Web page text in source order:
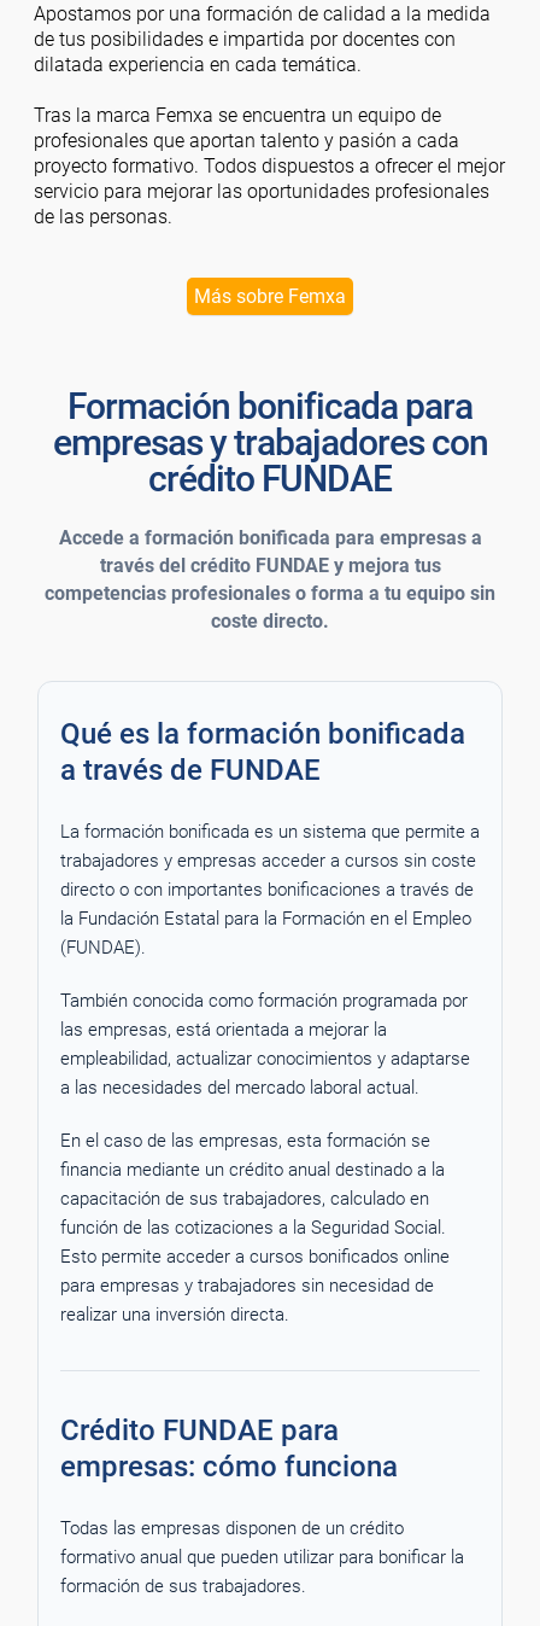
Apostamos por una formación de calidad a la medida
de tus posibilidades e impartida por docentes con
dilatada experiencia en cada temática.
Tras la marca Femxa se encuentra un equipo de
profesionales que aportan talento y pasión a cada
proyecto formativo. Todos dispuestos a ofrecer el mejor
servicio para mejorar las oportunidades profesionales
de las personas.
Más sobre Femxa
Formación bonificada para
empresas y trabajadores con
crédito FUNDAE
Accede a formación bonificada para empresas a
través del crédito FUNDAE y mejora tus
competencias profesionales o forma a tu equipo sin
coste directo.
Qué es la formación bonificada
a través de FUNDAE
La formación bonificada es un sistema que permite a
trabajadores y empresas acceder a cursos sin coste
directo o con importantes bonificaciones a través de
la Fundación Estatal para la Formación en el Empleo
(FUNDAE).
También conocida como formación programada por
las empresas, está orientada a mejorar la
empleabilidad, actualizar conocimientos y adaptarse
a las necesidades del mercado laboral actual.
En el caso de las empresas, esta formación se
financia mediante un crédito anual destinado a la
capacitación de sus trabajadores, calculado en
función de las cotizaciones a la Seguridad Social.
Esto permite acceder a cursos bonificados online
para empresas y trabajadores sin necesidad de
realizar una inversión directa.
Crédito FUNDAE para
empresas: cómo funciona
Todas las empresas disponen de un crédito
formativo anual que pueden utilizar para bonificar la
formación de sus trabajadores.